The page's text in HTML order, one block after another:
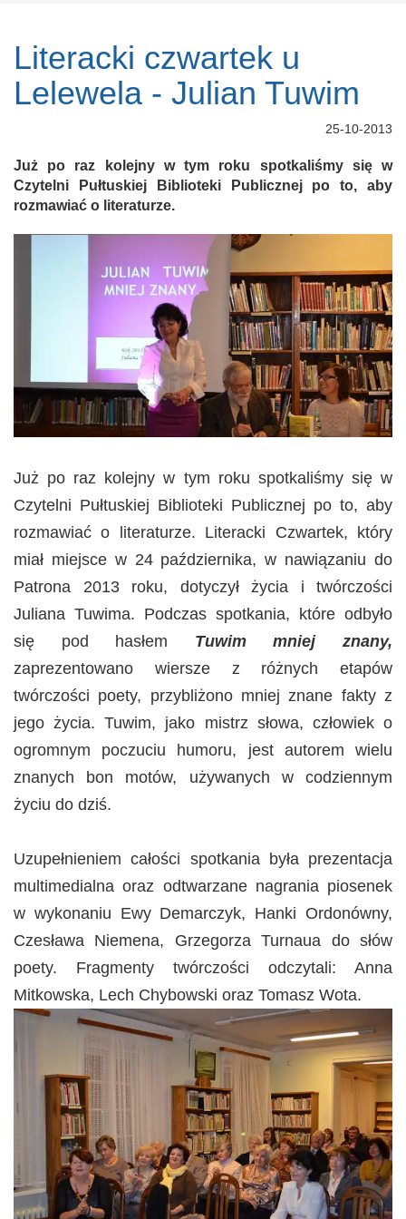
Literacki czwartek u
Lelewela - Julian Tuwim
25-10-2013
Już po raz kolejny w tym roku spotkaliśmy się w
Czytelni Pułtuskiej Biblioteki Publicznej po to, aby
rozmawiać o literaturze.
Już po raz kolejny w tym roku spotkaliśmy się w
Czytelni Pułtuskiej Biblioteki Publicznej po to, aby
rozmawiać o literaturze. Literacki Czwartek, który
miał miejsce w 24 października, w nawiązaniu do
Patrona 2013 roku, dotyczył życia i twórczości
Juliana Tuwima. Podczas spotkania, które odbyło
się pod hasłem Tuwim mniej znany,
zaprezentowano wiersze z różnych etapów
twórczości poety, przybliżono mniej znane fakty z
jego życia. Tuwim, jako mistrz słowa, człowiek o
ogromnym poczuciu humoru, jest autorem wielu
znanych bon motów, używanych w codziennym
życiu do dziś.
Uzupełnieniem całości spotkania była prezentacja
multimedialna oraz odtwarzane nagrania piosenek
w wykonaniu Ewy Demarczyk, Hanki Ordonówny,
Czesława Niemena, Grzegorza Turnaua do słów
poety. Fragmenty twórczości odczytali: Anna
Mitkowska, Lech Chybowski oraz Tomasz Wota.